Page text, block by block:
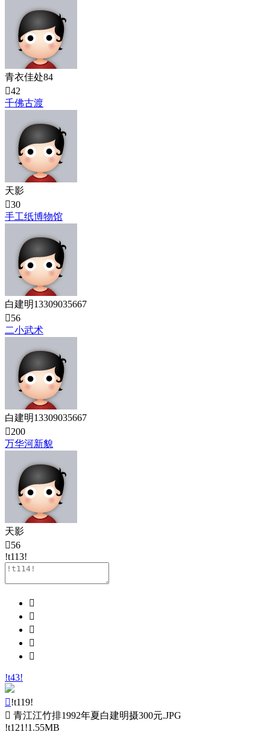
青衣佳处84
42
千佛古渡
天影
30
手工纸博物馆
白建明13309035667
56
二小武术
白建明13309035667
200
万华河新貌
天影
56
!t113!





!t43!
!t119!
 青江江竹排1992年夏白建明摄300元.JPG
!t121!1.55MB